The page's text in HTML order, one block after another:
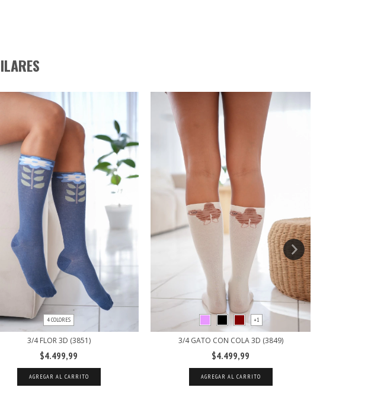
4 COLORES
3/4 FLOR 3D (3851)
$4.499,99
AGREGAR AL CARRITO
+1
3/4 GATO CON COLA 3D (3849)
$4.499,99
AGREGAR AL CARRITO